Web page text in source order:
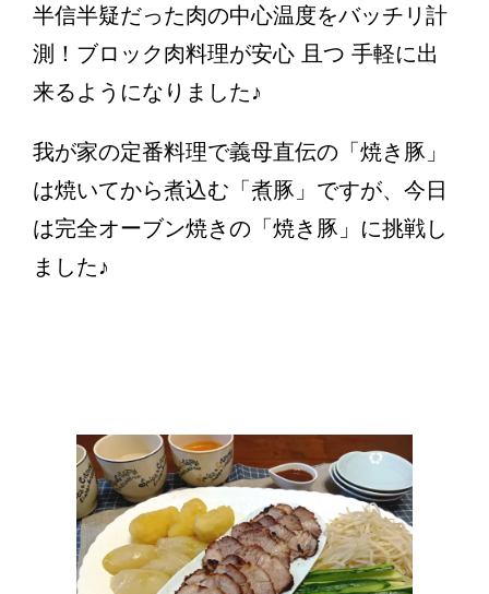
半信半疑だった肉の中心温度をバッチリ計
測！ブロック肉料理が安心 且つ 手軽に出
来るようになりました♪
我が家の定番料理で義母直伝の「焼き豚」
は焼いてから煮込む「煮豚」ですが、今日
は完全オーブン焼きの「焼き豚」に挑戦し
ました♪